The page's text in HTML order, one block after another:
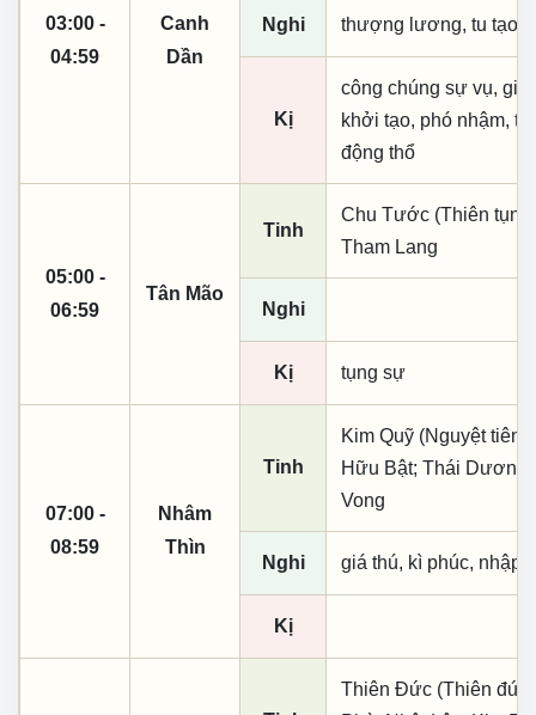
03:00 -
04:59
Canh
Dần
Nghi thượng lương, tu tạo
Kị
công chúng sự vụ,
khởi tạo, phó nhậm,
động thổ
05:00 -
06:59
Tân Mão
Tinh
Chu Tước (Thiên
Tham Lang
Nghi
Kị tụng sự
07:00 -
08:59
Nhâm
Thìn
Tinh
Kim Quỹ (Nguyệt
Hữu Bật; Thái
Vong
Nghi giá thú, kì phúc, nhập
Kị
Thiên Đức (Thiên